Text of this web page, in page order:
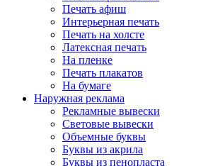
Печать афиш
Интерьерная печать
Печать на холсте
Латексная печать
На пленке
Печать плакатов
На бумаге
Наружная реклама
Рекламные вывески
Световые вывески
Объемные буквы
Буквы из акрила
Буквы из пенопласта